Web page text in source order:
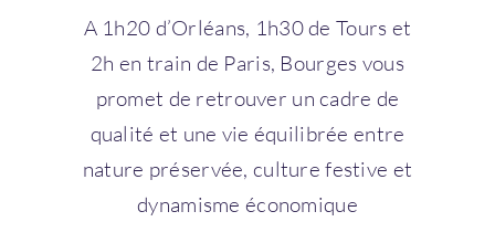
A 1h20 d’Orléans, 1h30 de Tours et
2h en train de Paris, Bourges vous
promet de retrouver un cadre de
qualité et une vie équilibrée entre
nature préservée, culture festive et
dynamisme économique